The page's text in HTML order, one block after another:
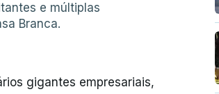
e múltiplas
Branca.
gigantes empresariais,